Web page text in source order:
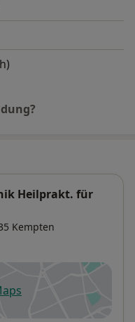
Heilprakt. für
Kempten
in einer neuen